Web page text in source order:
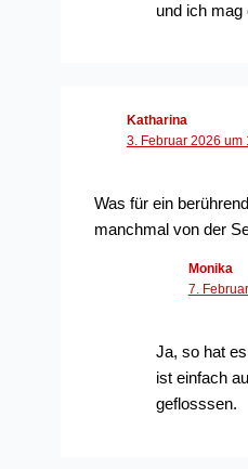
und ich mag
Katharina
3. Februar 2026 um
Was für ein
manchmal von der
Monika
7.
Ja, so hat
ist einfach
geflosssen.